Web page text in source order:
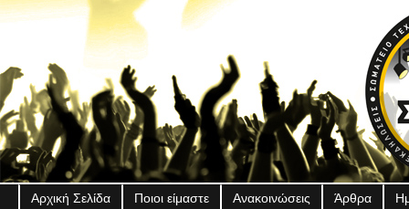
Αρχική Σελίδα Ποιοι είμαστε Ανακοινώσεις Άρθρα